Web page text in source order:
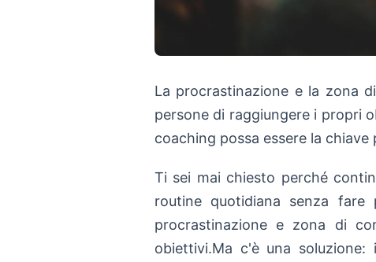
La procrastinazione e la zona
persone di raggiungere i propri
coaching possa essere la
Ti sei mai chiesto perché
routine quotidiana senza fare
procrastinazione e zona di
obiettivi.Ma c'è una